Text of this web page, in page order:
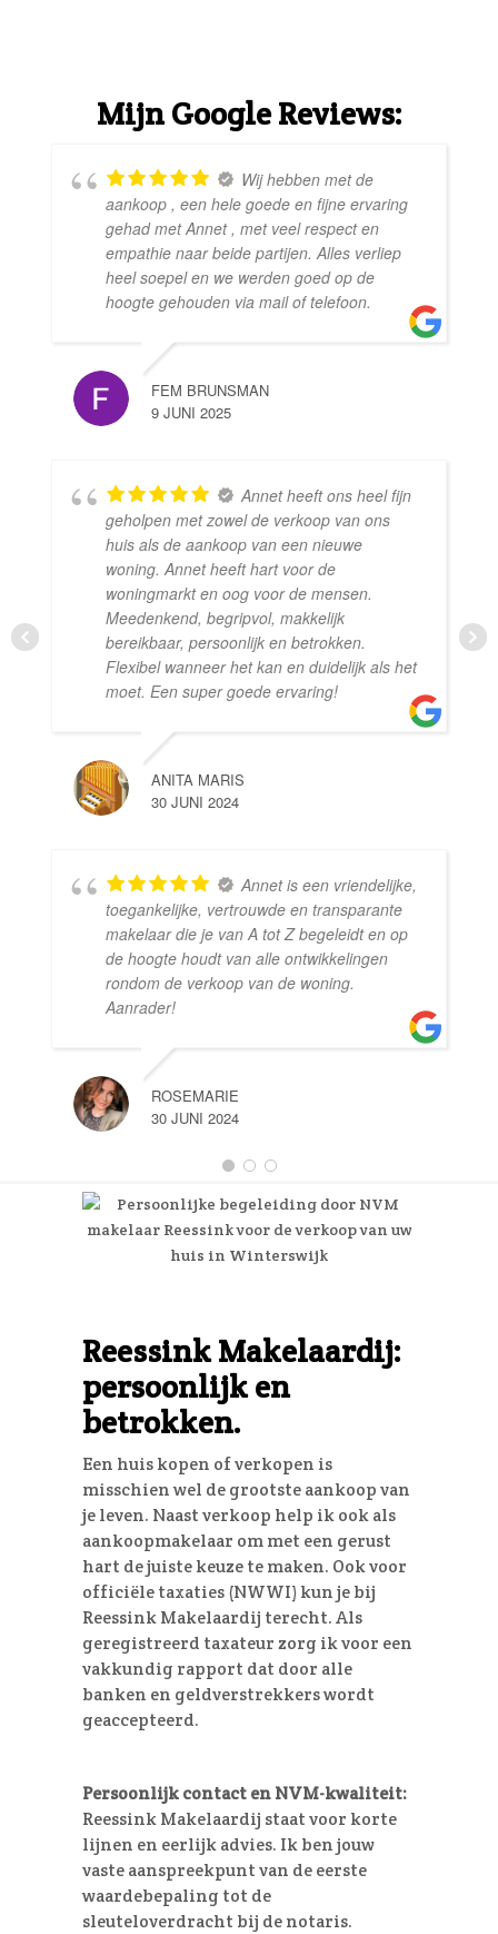
Mijn Google Reviews:
Wij hebben met de
aankoop , een hele goede en fijne ervaring
gehad met Annet , met veel respect en
empathie naar beide partijen. Alles verliep
heel soepel en we werden goed op de
hoogte gehouden via mail of telefoon.
FEM BRUNSMAN
9 JUNI 2025
Annet heeft ons heel fijn
geholpen met zowel de verkoop van ons
huis als de aankoop van een nieuwe
woning. Annet heeft hart voor de
woningmarkt en oog voor de mensen.
Meedenkend, begripvol, makkelijk
bereikbaar, persoonlijk en betrokken.
Flexibel wanneer het kan en duidelijk als het
moet. Een super goede ervaring!
ANITA MARIS
30 JUNI 2024
Annet is een vriendelijke,
toegankelijke, vertrouwde en transparante
makelaar die je van A tot Z begeleidt en op
de hoogte houdt van alle ontwikkelingen
rondom de verkoop van de woning.
Aanrader!
ROSEMARIE
30 JUNI 2024
Reessink Makelaardij:
persoonlijk en
betrokken.
Een huis kopen of verkopen is
misschien wel de grootste aankoop van
je leven. Naast verkoop help ik ook als
aankoopmakelaar om met een gerust
hart de juiste keuze te maken. Ook voor
officiële taxaties (NWWI) kun je bij
Reessink Makelaardij terecht. Als
geregistreerd taxateur zorg ik voor een
vakkundig rapport dat door alle
banken en geldverstrekkers wordt
geaccepteerd.
Persoonlijk contact en NVM-kwaliteit:
Reessink Makelaardij staat voor korte
lijnen en eerlijk advies. Ik ben jouw
vaste aanspreekpunt van de eerste
waardebepaling tot de
sleuteloverdracht bij de notaris.